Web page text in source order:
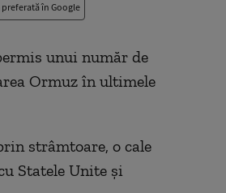
preferată în Google
unui număr de
Ormuz în ultimele
strâmtoare, o cale
Statele Unite și